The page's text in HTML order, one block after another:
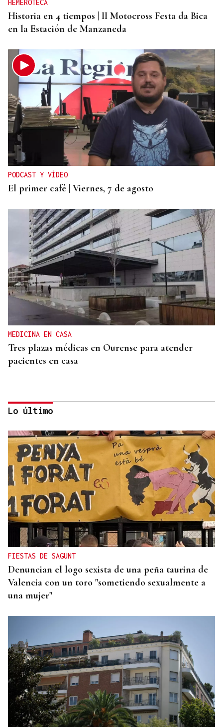
HEMEROTECA
Historia en 4 tiempos | II Motocross Festa da Bica
en la Estación de Manzaneda
PODCAST Y VÍDEO
El primer café | Viernes, 7 de agosto
MEDICINA EN CASA
Tres plazas médicas en Ourense para atender
pacientes en casa
AUTO JUDICIAL
La Justicia frena un proyecto eólico en la provincia
de Ourense por riesgos medioambientales
Lo último
FIESTAS DE SAGUNT
Denuncian el logo sexista de una peña taurina de
Valencia con un toro "sometiendo sexualmente a
una mujer"